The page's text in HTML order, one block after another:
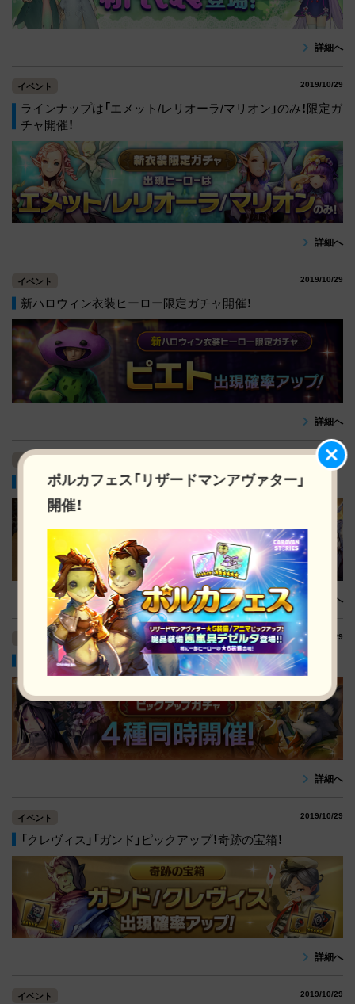
詳細へ
イベント 2019/10/29
ラインナップは「エメット/レリオーラ/マリオン」のみ！限定ガ
チャ開催！
詳細へ
イベント 2019/10/29
新ハロウィン衣装ヒーロー限定ガチャ開催！
詳細へ
イベント 2019/10/29
ラインナップは三賢臣のみ！三賢臣限定ガチャ開催！
詳細へ
イベント 2019/10/29
4種同時開催！ピックアップガチャ！
詳細へ
イベント 2019/10/29
「クレヴィス」「ガンド」ピックアップ！奇跡の宝箱！
詳細へ
イベント 2019/10/29
ポルカフェス「リザードマンアヴァター」
開催！